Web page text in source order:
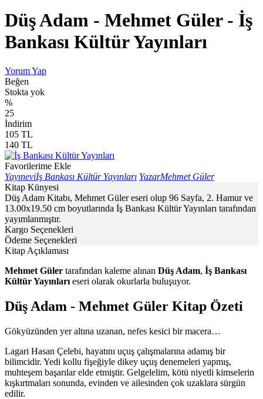
Düş Adam - Mehmet Güler - İş
Bankası Kültür Yayınları
Yorum Yap
Beğen
Stokta yok
%
25
İndirim
105 TL
140 TL
Favorilerime Ekle
Yayıneviİş Bankası Kültür Yayınları YazarMehmet Güler
Kitap Künyesi
Düş Adam Kitabı, Mehmet Güler eseri olup 96 Sayfa, 2. Hamur ve
13.00x19.50 cm boyutlarında İş Bankası Kültür Yayınları tarafından
yayımlanmıştır.
Kargo Seçenekleri
Ödeme Seçenekleri
Kitap Açıklaması
Mehmet Güler tarafından kaleme alınan Düş Adam, İş Bankası
Kültür Yayınları eseri olarak okurlarla buluşuyor.
Düş Adam - Mehmet Güler Kitap Özeti
Gökyüzünden yer altına uzanan, nefes kesici bir macera…
Lagari Hasan Çelebi, hayatını uçuş çalışmalarına adamış bir
bilimcidir. Yedi kollu fişeğiyle dikey uçuş denemeleri yapmış,
muhteşem başarılar elde etmiştir. Gelgelelim, kötü niyetli kimselerin
kışkırtmaları sonunda, evinden ve ailesinden çok uzaklara sürgün
edilir.